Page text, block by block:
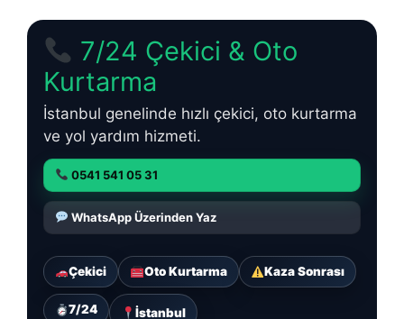
7/24 Çekici & Oto
Kurtarma
İstanbul genelinde hızlı çekici, oto kurtarma
ve yol yardım hizmeti.
0541 541 05 31
WhatsApp Üzerinden Yaz
Çekici Oto Kurtarma Kaza Sonrası
7/24 İstanbul